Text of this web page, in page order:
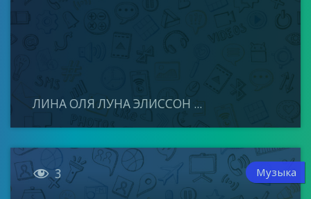
ЛИНА ОЛЯ ЛУНА ЭЛИССОН ...
 3 Музыка